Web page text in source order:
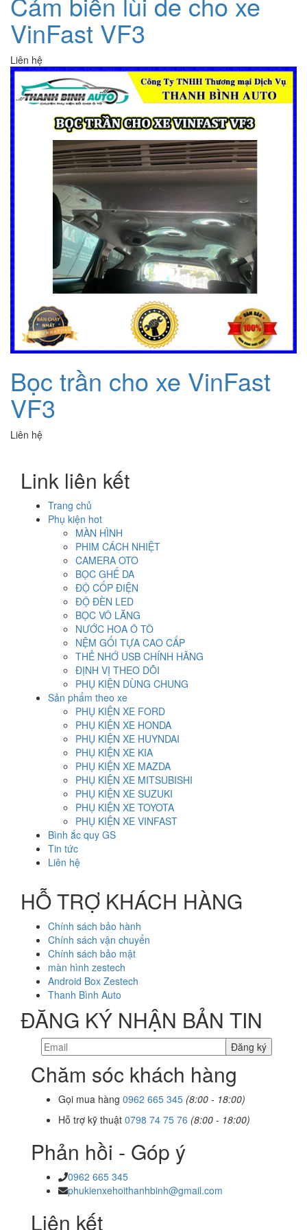
VinFast VF3
Liên hệ
Bọc trần cho xe VinFast
VF3
Liên hệ
Link liên kết
Trang chủ
Phụ kiện hot
MÀN HÌNH
PHIM CÁCH NHIỆT
CAMERA OTO
BỌC GHẾ DA
ĐỘ CỐP ĐIỆN
ĐỘ ĐÈN LED
BỌC VÔ LĂNG
NƯỚC HOA Ô TÔ
NỆM GỐI TỰA CAO CẤP
THẺ NHỚ USB CHÍNH HÃNG
ĐỊNH VỊ THEO DÕI
PHỤ KIỆN DÙNG CHUNG
Sản phẩm theo xe
PHỤ KIỆN XE FORD
PHỤ KIỆN XE HONDA
PHỤ KIỆN XE HUYNDAI
PHỤ KIỆN XE KIA
PHỤ KIỆN XE MAZDA
PHỤ KIỆN XE MITSUBISHI
PHỤ KIỆN XE SUZUKI
PHỤ KIỆN XE TOYOTA
PHỤ KIỆN XE VINFAST
Bình ắc quy GS
Tin tức
Liên hệ
HỖ TRỢ KHÁCH HÀNG
Chính sách bảo hành
Chính sách vận chuyển
Chính sách bảo mật
màn hình zestech
Android Box Zestech
Thanh Bình Auto
ĐĂNG KÝ NHẬN BẢN TIN
Chăm sóc khách hàng
Gọi mua hàng 0962 665 345 (8:00 - 18:00)
Hỗ trợ kỹ thuật 0798 74 75 76 (8:00 - 18:00)
Phản hồi - Góp ý
0962 665 345
phukienxehoithanhbinh@gmail.com
Liên kết